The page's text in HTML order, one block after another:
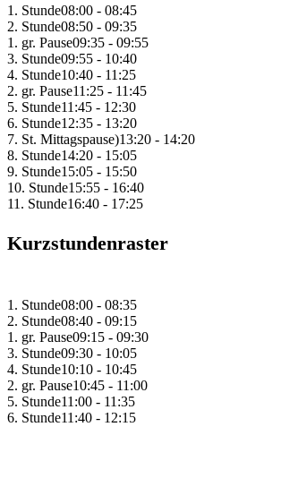
1. Stunde08:00 - 08:45
2. Stunde08:50 - 09:35
1. gr. Pause09:35 - 09:55
3. Stunde09:55 - 10:40
4. Stunde10:40 - 11:25
2. gr. Pause11:25 - 11:45
5. Stunde11:45 - 12:30
6. Stunde12:35 - 13:20
7. St. Mittagspause)13:20 - 14:20
8. Stunde14:20 - 15:05
9. Stunde15:05 - 15:50
10. Stunde15:55 - 16:40
11. Stunde16:40 - 17:25
Kurzstundenraster
1. Stunde08:00 - 08:35
2. Stunde08:40 - 09:15
1. gr. Pause09:15 - 09:30
3. Stunde09:30 - 10:05
4. Stunde10:10 - 10:45
2. gr. Pause10:45 - 11:00
5. Stunde11:00 - 11:35
6. Stunde11:40 - 12:15